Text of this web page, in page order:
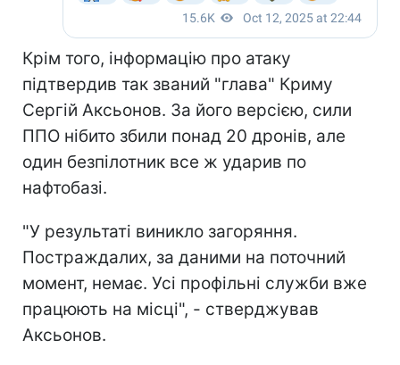
Крім того, інформацію про атаку
підтвердив так званий "глава" Криму
Сергій Аксьонов. За його версією, сили
ППО нібито збили понад 20 дронів, але
один безпілотник все ж ударив по
нафтобазі.
"У результаті виникло загоряння.
Постраждалих, за даними на поточний
момент, немає. Усі профільні служби вже
працюють на місці", - стверджував
Аксьонов.